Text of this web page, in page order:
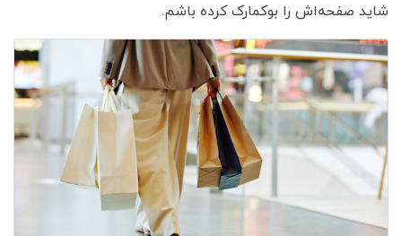
شاید صفحه‌اش را بوکمارک کرده باشم.